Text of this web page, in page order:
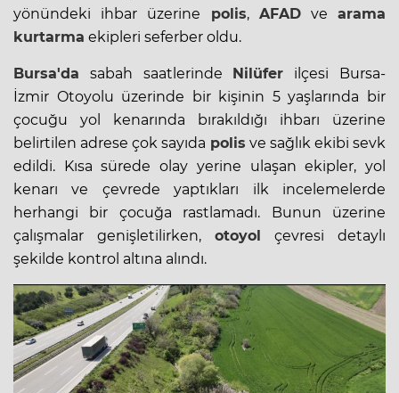
yönündeki ihbar üzerine polis, AFADvearama
kurtarma ekipleri seferber oldu.
Bursa'da sabah saatlerinde Nilüfer ilçesi Bursa-
İzmir Otoyolu üzerinde bir kişinin 5 yaşlarında bir
çocuğu yol kenarında bırakıldığı ihbarı üzerine
belirtilen adrese çok sayıda polis ve sağlık ekibi sevk
edildi. Kısa sürede olay yerine ulaşan ekipler, yol
kenarı ve çevrede yaptıkları ilk incelemelerde
herhangi bir çocuğa rastlamadı. Bunun üzerine
çalışmalar genişletilirken, otoyol çevresi detaylı
şekilde kontrol altına alındı.